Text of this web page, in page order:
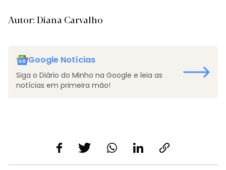
Autor: Diana Carvalho
Google Notícias
Siga o Diário do Minho na Google e leia as
notícias em primeira mão!